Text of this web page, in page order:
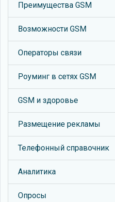
Преимущества GSM
Возможности GSM
Операторы связи
Роуминг в сетях GSM
GSM и здоровье
Размещение рекламы
Телефонный справочник
Аналитика
Опросы